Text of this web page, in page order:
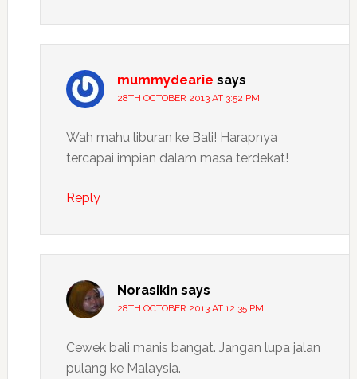
mummydearie says
28TH OCTOBER 2013 AT 3:52 PM
Wah mahu liburan ke Bali! Harapnya
tercapai impian dalam masa terdekat!
Reply
Norasikin says
28TH OCTOBER 2013 AT 12:35 PM
Cewek bali manis bangat. Jangan lupa jalan
pulang ke Malaysia.